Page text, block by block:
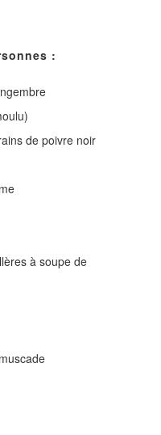
:
de poivre noir
à soupe de